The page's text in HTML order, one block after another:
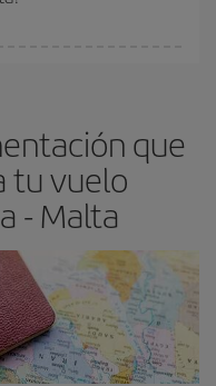
que
tu vuelo
- Malta